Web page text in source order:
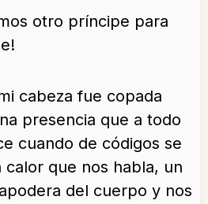
otro príncipe para
cabeza fue copada
presencia que a todo
cuando de códigos se
calor que nos habla, un
del cuerpo y nos